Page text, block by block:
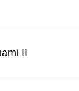
II